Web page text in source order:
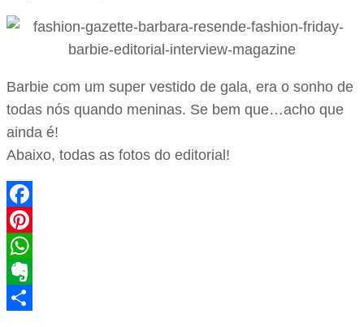
Barbie com um super vestido de gala, era o sonho de
todas nós quando meninas. Se bem que…acho que
ainda é!
Abaixo, todas as fotos do editorial!
Facebook
Pinterest
WhatsApp
Evernote